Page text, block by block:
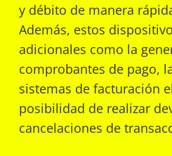
y débito de manera
Además, estos
adicionales como la
comprobantes de pago,
sistemas de facturación
posibilidad de realizar
cancelaciones de